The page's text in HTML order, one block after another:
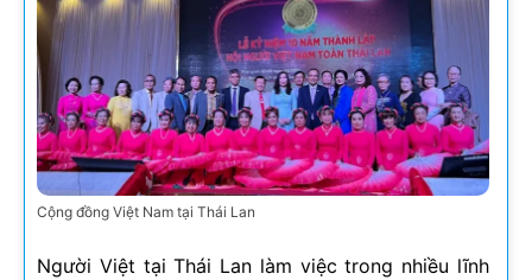
Cộng đồng Việt Nam tại Thái Lan
Người Việt tại Thái Lan làm việc trong nhiều lĩnh